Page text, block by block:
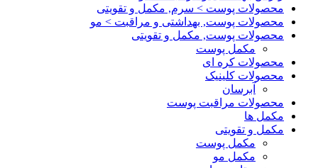
محصولات پوست > سرم, مکمل و تقویتی
محصولات پوست, بهداشتی و مراقبت > مو
محصولات پوست, مکمل و تقویتی
مکمل پوست
محصولات کره ای
محصولات کلینیک
آبرسان
محصولات مراقبت پوست
مکمل ها
مکمل و تقویتی
مکمل پوست
مکمل مو